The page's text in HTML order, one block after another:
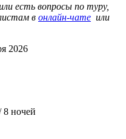
есть вопросы по туру,
в онлайн-чате или
2026
8 ночей